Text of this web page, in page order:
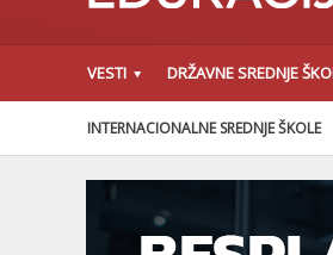
VESTI DRŽAVNE SREDNJE
INTERNACIONALNE SREDNJE ŠKOLE